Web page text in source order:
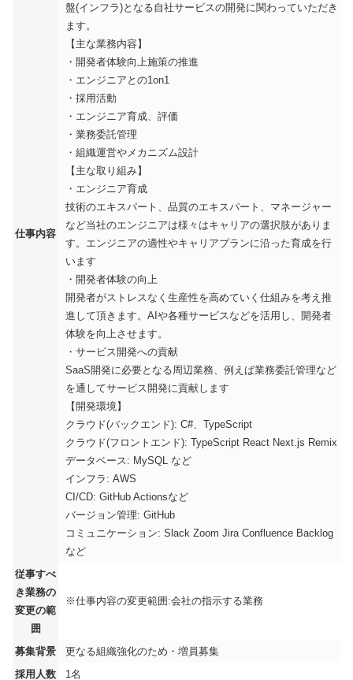
仕事内容
盤(インフラ)となる自社サービスの開発に関わっていただき
ます。
【主な業務内容】
・開発者体験向上施策の推進
・エンジニアとの1on1
・採用活動
・エンジニア育成、評価
・業務委託管理
・組織運営やメカニズム設計
【主な取り組み】
・エンジニア育成
技術のエキスパート、品質のエキスパート、マネージャー
など当社のエンジニアは様々はキャリアの選択肢がありま
す。エンジニアの適性やキャリアプランに沿った育成を行
います
・開発者体験の向上
開発者がストレスなく生産性を高めていく仕組みを考え推
進して頂きます。AIや各種サービスなどを活用し、開発者
体験を向上させます。
・サービス開発への貢献
SaaS開発に必要となる周辺業務、例えば業務委託管理など
を通してサービス開発に貢献します
【開発環境】
クラウド(バックエンド): C#、TypeScript
クラウド(フロントエンド): TypeScript React Next.js Remix
データベース: MySQL など
インフラ: AWS
CI/CD: GitHub Actionsなど
バージョン管理: GitHub
コミュニケーション: Slack Zoom Jira Confluence Backlog
など
従事すべ
き業務の
変更の範
囲
※仕事内容の変更範囲:会社の指示する業務
募集背景
更なる組織強化のため・増員募集
採用人数
1名